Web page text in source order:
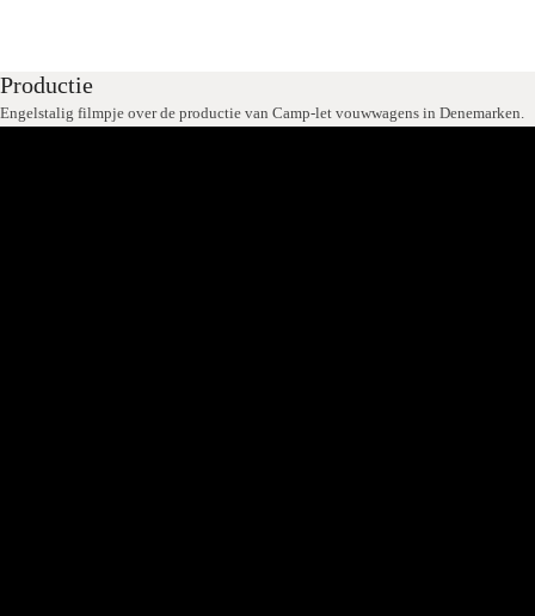
Productie
Engelstalig filmpje over de productie van Camp-let vouwwagens in Denemarken.